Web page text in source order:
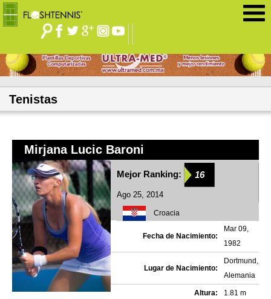
Tenistas
Mirjana Lucic Baroni
Mejor Ranking: 16
Ago 25, 2014
Croacia
Fecha de Nacimiento:
Mar 09,
1982
Lugar de Nacimiento:
Dortmund,
Alemania
Altura: 1.81 m